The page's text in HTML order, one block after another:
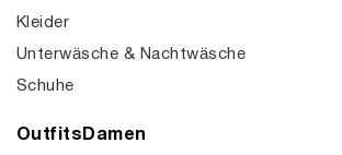
Kleider
Unterwäsche & Nachtwäsche
Schuhe
OutfitsDamen